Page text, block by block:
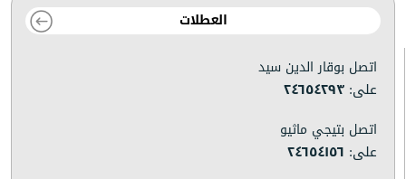
العطلات
اتصل بوقار الدين سيد
على: ٢٤٦٥٤٢٩٣
اتصل بتيجي ماثيو
على: ٢٤٦٥٤١٥٦